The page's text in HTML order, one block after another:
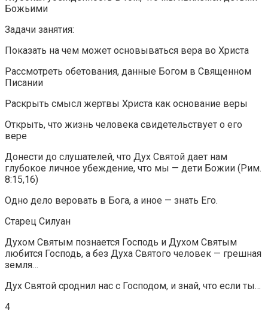
Божьими
Задачи занятия:
Показать на чем может основываться вера во Христа
Рассмотреть обетования, данные Богом в Священном
Писании
Раскрыть смысл жертвы Христа как основание веры
Открыть, что жизнь человека свидетельствует о его
вере
Донести до слушателей, что Дух Святой дает нам
глубокое личное убеждение, что мы — дети Божии (Рим.
8:15,16)
Одно дело веровать в Бога, а иное — знать Его.
Старец Силуан
Духом Святым познается Господь и Духом Святым
любится Господь, а без Духа Святого человек — грешная
земля…
Дух Святой сроднил нас с Господом, и знай, что если ты…
4